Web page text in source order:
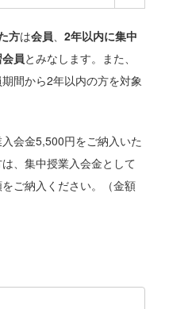
方は会員、 2年以内に集中
員とみなします。また、
間から2年以内の方を対象
会金5,500円をご納入いた
、集中授業入会金として
ご納入ください。（金額